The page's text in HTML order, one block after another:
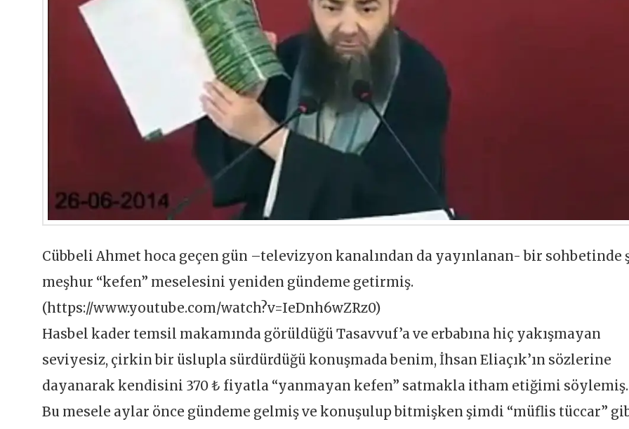
Cübbeli Ahmet hoca geçen gün –televizyon kanalından da yayınlanan- bir sohbetinde
meşhur “kefen” meselesini yeniden gündeme getirmiş.
(https://www.youtube.com/watch?v=IeDnh6wZRz0)
Hasbel kader temsil makamında görüldüğü Tasavvuf’a ve erbabına hiç yakışmayan
seviyesiz, çirkin bir üslupla sürdürdüğü konuşmada benim, İhsan Eliaçık’ın sözlerine
dayanarak kendisini 370 ₺ fiyatla “yanmayan kefen” satmakla itham etiğimi söylemiş.
Bu mesele aylar önce gündeme gelmiş ve konuşulup bitmişken şimdi “müflis tüccar”